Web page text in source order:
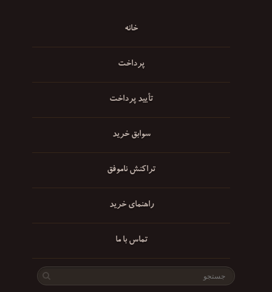
خانه
پرداخت
تأیید پرداخت
سوابق خرید
تراکنش ناموفق
راهنمای خرید
تماس با ما